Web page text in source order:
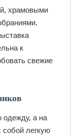
храмовыми
к
свежие
а на
собой легкую